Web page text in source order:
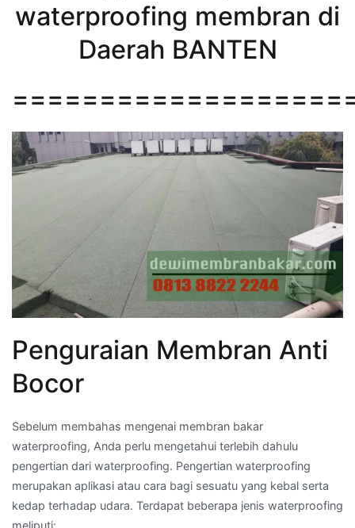
waterproofing membran di
Daerah BANTEN
Penguraian Membran Anti
Bocor
Sebelum membahas mengenai membran bakar
waterproofing, Anda perlu mengetahui terlebih dahulu
pengertian dari waterproofing. Pengertian waterproofing
merupakan aplikasi atau cara bagi sesuatu yang kebal serta
kedap terhadap udara. Terdapat beberapa jenis waterproofing